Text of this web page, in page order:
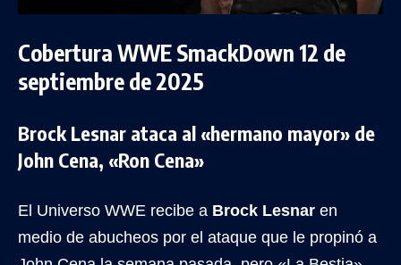
Cobertura WWE SmackDown 12 de
septiembre de 2025
Brock Lesnar ataca al «hermano mayor» de
John Cena, «Ron Cena»
El Universo WWE recibe a Brock Lesnar en
medio de abucheos por el ataque que le propinó a